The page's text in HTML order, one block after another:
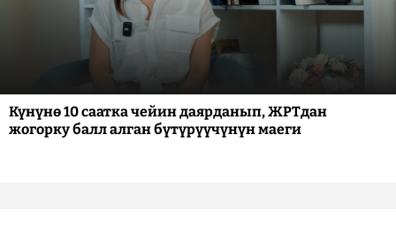
Күнүнө 10 саатка чейин даярданып, ЖРТдан
жогорку балл алган бүтүрүүчүнүн маеги